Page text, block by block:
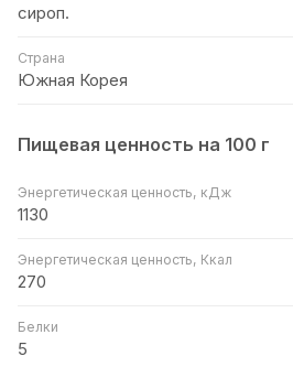
сироп.
Страна
Южная Корея
Пищевая ценность на 100 г
Энергетическая ценность, кДж
1130
Энергетическая ценность, Ккал
270
Белки
5